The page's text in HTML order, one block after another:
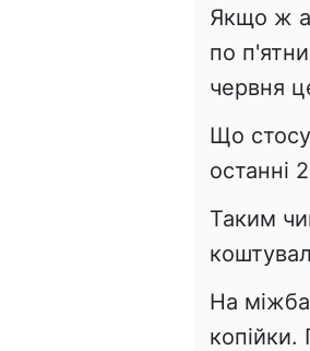
Якщо ж
по
червня
Що
останні
Таким
На